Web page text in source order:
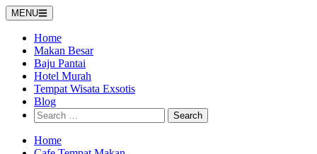
Skip
to
content
MENU
Home
Makan Besar
Baju Pantai
Hotel Murah
Tempat Wisata Exsotis
Blog
Search
for:
Home